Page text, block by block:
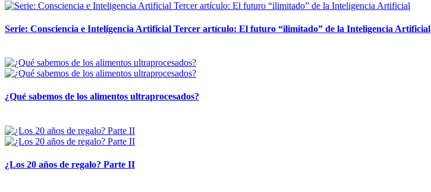
Serie: Consciencia e Inteligencia Artificial Tercer artículo: El futuro “ilimitado” de la Inteligencia Artificial
¿Qué sabemos de los alimentos ultraprocesados?
¿Los 20 años de regalo? Parte II